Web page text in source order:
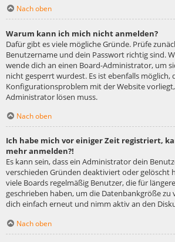
Nach oben
Warum kann ich mich nicht anmelden?
Dafür gibt es viele mögliche Gründe. Prüfe
Benutzername und dein Passwort richtig sind.
wende dich an einen Board-Administrator, um
nicht gesperrt wurdest. Es ist ebenfalls möglich,
Konfigurationsproblem mit der Website
Administrator lösen muss.
Nach oben
Ich habe mich vor einiger Zeit registriert,
mehr anmelden?!
Es kann sein, dass ein Administrator dein
verschieden Gründen deaktiviert oder gelöscht
viele Boards regelmäßig Benutzer, die für
geschrieben haben, um die Datenbankgröße zu
dich einfach erneut und nimm aktiv an den
Nach oben